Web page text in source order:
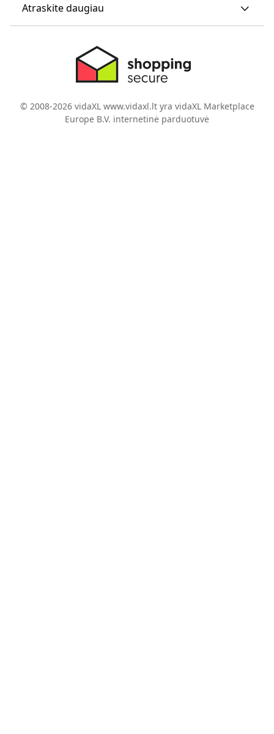
Atraskite daugiau
© 2008-2026 vidaXL www.vidaxl.lt yra vidaXL Marketplace
Europe B.V. internetinė parduotuvė